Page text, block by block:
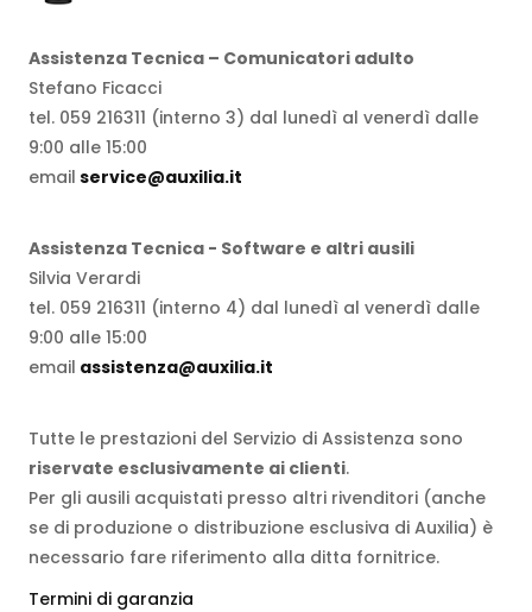
Assistenza Tecnica – Comunicatori adulto
Stefano Ficacci
tel. 059 216311 (interno 3) dal lunedì al venerdì dalle
9:00 alle 15:00
email service@auxilia.it
Assistenza Tecnica - Software e altri ausili
Silvia Verardi
tel. 059 216311 (interno 4) dal lunedì al venerdì dalle
9:00 alle 15:00
email assistenza@auxilia.it
Tutte le prestazioni del Servizio di Assistenza sono
riservate esclusivamente ai clienti.
Per gli ausili acquistati presso altri rivenditori (anche
se di produzione o distribuzione esclusiva di Auxilia) è
necessario fare riferimento alla ditta fornitrice.
Termini di garanzia